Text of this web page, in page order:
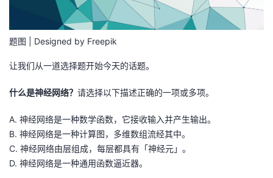
我
博
客
的
论
坛
我
的
圈
我
的
我
题图 | Designed by Freepik
让我们从一道选择题开始今天的话题。
什么是神经网络？ 请选择以下描述正确的一项或多项。
A. 神经网络是一种数学函数，它接收输入并产生输出。
B. 神经网络是一种计算图，多维数组流经其中。
C. 神经网络由层组成，每层都具有「神经元」。
D. 神经网络是一种通用函数逼近器。